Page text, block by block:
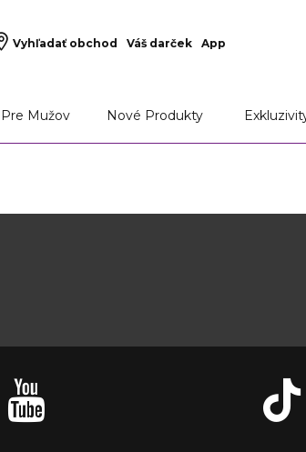
Vyhľadať obchod Váš darček App
Pre Mužov Nové Produkty